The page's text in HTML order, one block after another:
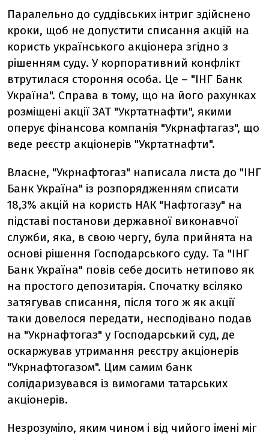
Паралельно до суддівських інтриг здійснено
кроки, щоб не допустити списання акцій на
користь українського акціонера згідно з
рішенням суду. У корпоративний конфлікт
втрутилася стороння особа. Це – "ІНГ Банк
Україна". Справа в тому, що на його рахунках
розміщені акції ЗАТ "Укртатнафти", якими
оперує фінансова компанія "Укрнафтагаз", що
веде реєстр акціонерів "Укртатнафти".
Власне, "Укрнафтогаз" написала листа до "ІНГ
Банк Україна" із розпорядженням списати
18,3% акцій на користь НАК "Нафтогазу" на
підставі постанови державної виконавчої
служби, яка, в свою чергу, була прийнята на
основі рішення Господарського суду. Та "ІНГ
Банк Україна" повів себе досить нетипово як
на простого депозитарія. Спочатку всіляко
затягував списання, після того ж як акції
таки довелося передати, несподівано подав
на "Укрнафтогаз" у Господарський суд, де
оскаржував утримання реєстру акціонерів
"Укрнафтогазом". Цим самим банк
солідаризувався із вимогами татарських
акціонерів.
Незрозуміло, яким чином і від чийого імені міг